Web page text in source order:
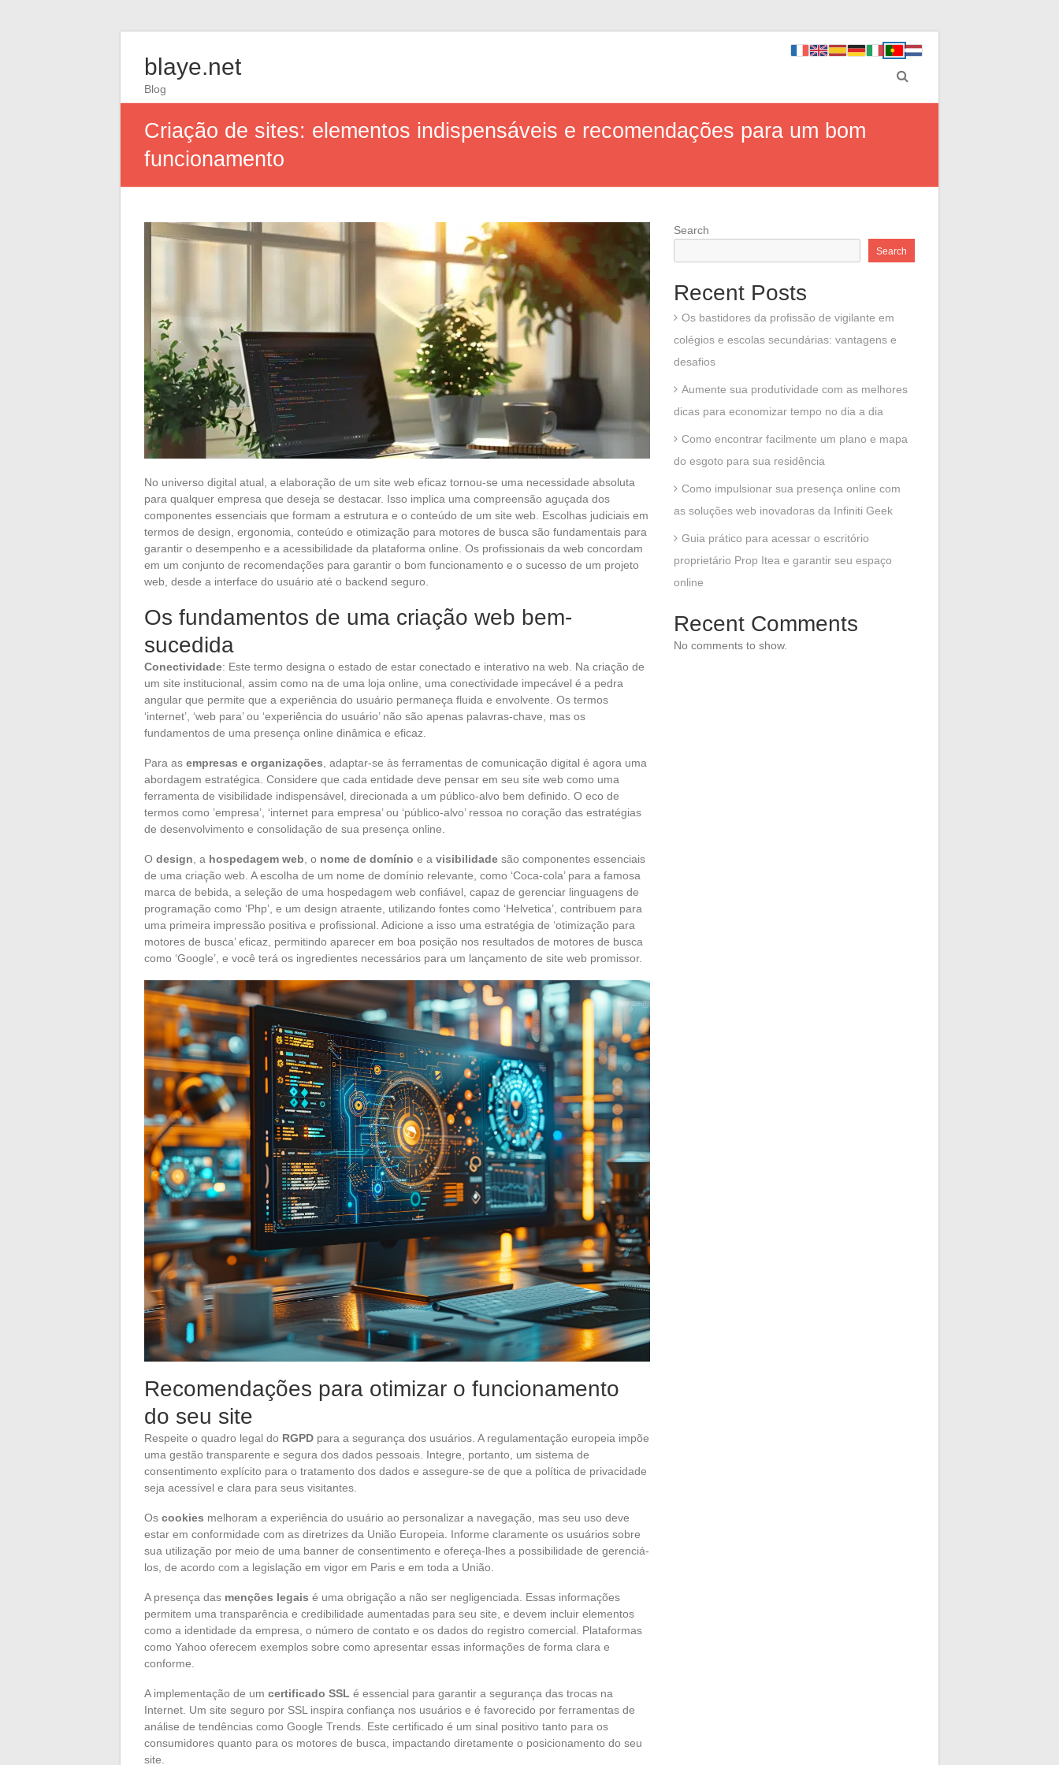
blaye.net
Blog
Criação de sites: elementos indispensáveis e recomendações para um bom
funcionamento
No universo digital atual, a elaboração de um site web eficaz tornou-se uma necessidade absoluta
para qualquer empresa que deseja se destacar. Isso implica uma compreensão aguçada dos
componentes essenciais que formam a estrutura e o conteúdo de um site web. Escolhas judiciais em
termos de design, ergonomia, conteúdo e otimização para motores de busca são fundamentais para
garantir o desempenho e a acessibilidade da plataforma online. Os profissionais da web concordam
em um conjunto de recomendações para garantir o bom funcionamento e o sucesso de um projeto
web, desde a interface do usuário até o backend seguro.
Os fundamentos de uma criação web bem-
sucedida
Conectividade: Este termo designa o estado de estar conectado e interativo na web. Na criação de
um site institucional, assim como na de uma loja online, uma conectividade impecável é a pedra
angular que permite que a experiência do usuário permaneça fluida e envolvente. Os termos
‘internet’, ‘web para’ ou ‘experiência do usuário’ não são apenas palavras-chave, mas os
fundamentos de uma presença online dinâmica e eficaz.
Para as empresas e organizações , adaptar-se às ferramentas de comunicação digital é agora uma
abordagem estratégica. Considere que cada entidade deve pensar em seu site web como uma
ferramenta de visibilidade indispensável, direcionada a um público-alvo bem definido. O eco de
termos como ’empresa’, ‘internet para empresa’ ou ‘público-alvo’ ressoa no coração das estratégias
de desenvolvimento e consolidação de sua presença online.
O design , a hospedagem web , o nome de domínio e a visibilidade são componentes essenciais
de uma criação web. A escolha de um nome de domínio relevante, como ‘Coca-cola’ para a famosa
marca de bebida, a seleção de uma hospedagem web confiável, capaz de gerenciar linguagens de
programação como ‘Php’, e um design atraente, utilizando fontes como ‘Helvetica’, contribuem para
uma primeira impressão positiva e profissional. Adicione a isso uma estratégia de ‘otimização para
motores de busca’ eficaz, permitindo aparecer em boa posição nos resultados de motores de busca
como ‘Google’, e você terá os ingredientes necessários para um lançamento de site web promissor.
Recomendações para otimizar o funcionamento
do seu site
Respeite o quadro legal do RGPD para a segurança dos usuários. A regulamentação europeia impõe
uma gestão transparente e segura dos dados pessoais. Integre, portanto, um sistema de
consentimento explícito para o tratamento dos dados e assegure-se de que a política de privacidade
seja acessível e clara para seus visitantes.
Os cookies melhoram a experiência do usuário ao personalizar a navegação, mas seu uso deve
estar em conformidade com as diretrizes da União Europeia. Informe claramente os usuários sobre
sua utilização por meio de uma banner de consentimento e ofereça-lhes a possibilidade de gerenciá-
los, de acordo com a legislação em vigor em Paris e em toda a União.
A presença das menções legais é uma obrigação a não ser negligenciada. Essas informações
permitem uma transparência e credibilidade aumentadas para seu site, e devem incluir elementos
como a identidade da empresa, o número de contato e os dados do registro comercial. Plataformas
como Yahoo oferecem exemplos sobre como apresentar essas informações de forma clara e
conforme.
A implementação de um certificado SSL é essencial para garantir a segurança das trocas na
Internet. Um site seguro por SSL inspira confiança nos usuários e é favorecido por ferramentas de
análise de tendências como Google Trends. Este certificado é um sinal positivo tanto para os
consumidores quanto para os motores de busca, impactando diretamente o posicionamento do seu
site.
Search
Search
Recent Posts
Os bastidores da profissão de vigilante em
colégios e escolas secundárias: vantagens e
desafios
Aumente sua produtividade com as melhores
dicas para economizar tempo no dia a dia
Como encontrar facilmente um plano e mapa
do esgoto para sua residência
Como impulsionar sua presença online com
as soluções web inovadoras da Infiniti Geek
Guia prático para acessar o escritório
proprietário Prop Itea e garantir seu espaço
online
Recent Comments
No comments to show.